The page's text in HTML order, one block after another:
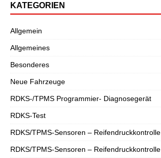
KATEGORIEN
Allgemein
Allgemeines
Besonderes
Neue Fahrzeuge
RDKS-/TPMS Programmier- Diagnosegerät
RDKS-Test
RDKS/TPMS-Sensoren – Reifendruckkontrolle
RDKS/TPMS-Sensoren – Reifendruckkontrolle